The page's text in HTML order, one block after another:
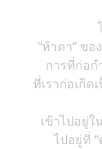
“ห้าตา” ข
การที่ก่อก
ที่เราก่อเกิ
เข้าไปอยู่
ไปอยู่ที่